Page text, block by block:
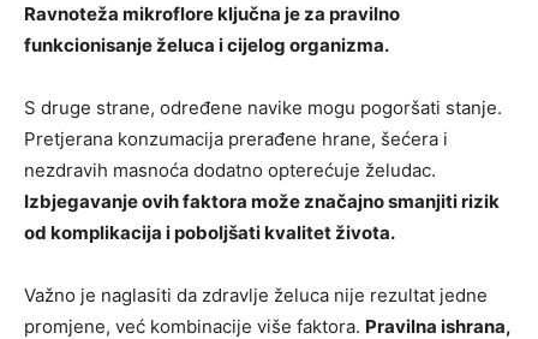
Ravnoteža mikroflore ključna je za pravilno
funkcionisanje želuca i cijelog organizma.
S druge strane, određene navike mogu pogoršati stanje.
Pretjerana konzumacija prerađene hrane, šećera i
nezdravih masnoća dodatno opterećuje želudac.
Izbjegavanje ovih faktora može značajno smanjiti rizik
od komplikacija i poboljšati kvalitet života.
Važno je naglasiti da zdravlje želuca nije rezultat jedne
promjene, već kombinacije više faktora. Pravilna ishrana,